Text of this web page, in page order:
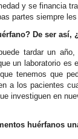
y se financia
partes siempre les
De ser así,
tardar un
un laboratorio es
tenemos que
a los pacientes
investiguen en
huérfanos